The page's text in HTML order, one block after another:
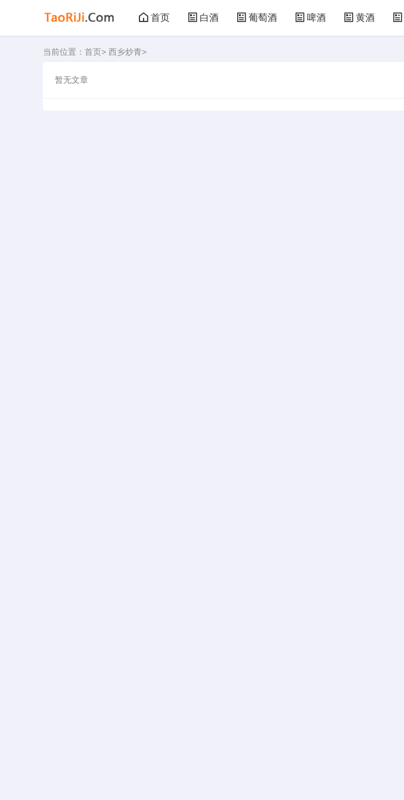
首页 白酒 葡萄酒 啤酒 黄酒
当前位置： 首页> 西乡炒青>
暂无文章